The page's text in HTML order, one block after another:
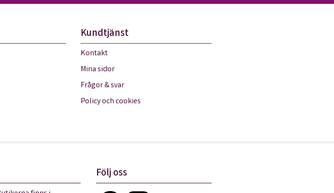
Kundtjänst
Kontakt
Mina sidor
Frågor & svar
Policy och cookies
Följ oss